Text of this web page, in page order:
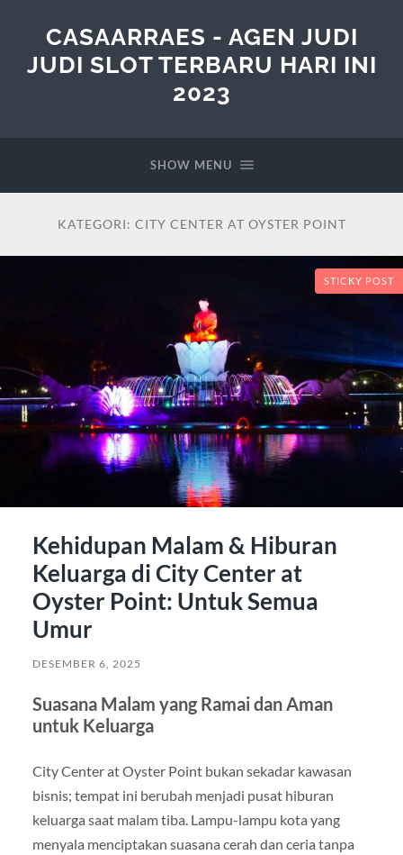
CASAARRAES - AGEN JUDI
JUDI SLOT TERBARU HARI INI
2023
SHOW MENU
KATEGORI: CITY CENTER AT OYSTER POINT
STICKY POST
Kehidupan Malam & Hiburan
Keluarga di City Center at
Oyster Point: Untuk Semua
Umur
DESEMBER 6, 2025
Suasana Malam yang Ramai dan Aman
untuk Keluarga
City Center at Oyster Point bukan sekadar kawasan
bisnis; tempat ini berubah menjadi pusat hiburan
keluarga saat malam tiba. Lampu-lampu kota yang
menyala menciptakan suasana cerah dan ceria tanpa